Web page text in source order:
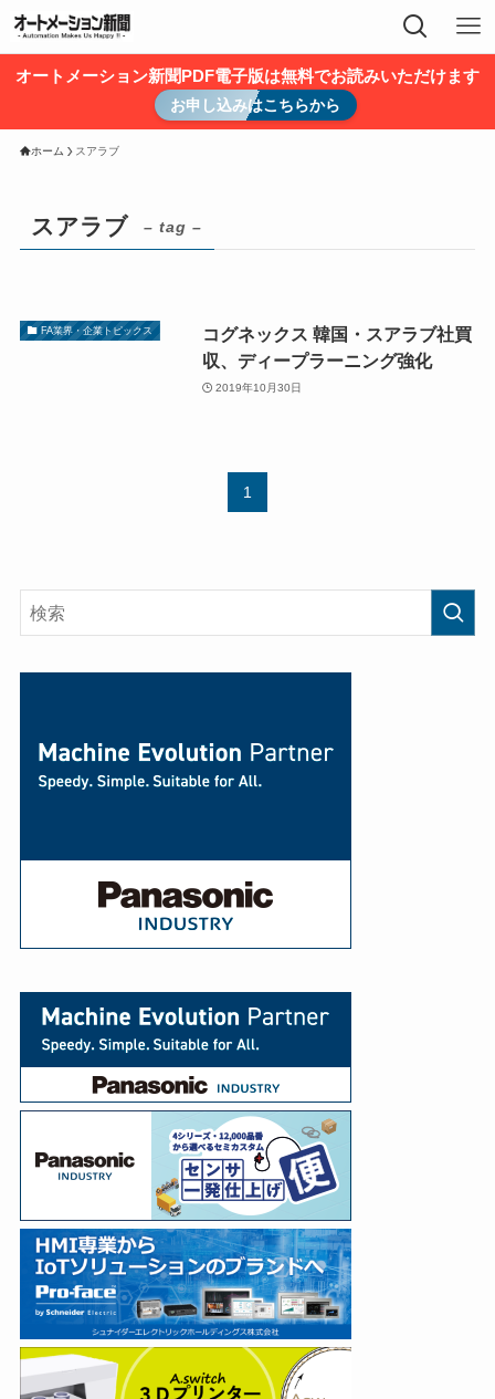
オートメーション新聞PDF電子版は無料でお読みいただけます
お申し込みはこちらから
ホーム スアラブ
スアラブ – tag –
FA業界・企業トピックス
コグネックス 韓国・スアラブ社買
収、ディープラーニング強化
2019年10月30日
1